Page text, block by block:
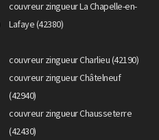
couvreur zingueur La Chapelle-en-
Lafaye (42380)
couvreur zingueur Charlieu (42190)
couvreur zingueur Châtelneuf
(42940)
couvreur zingueur Chausseterre
(42430)